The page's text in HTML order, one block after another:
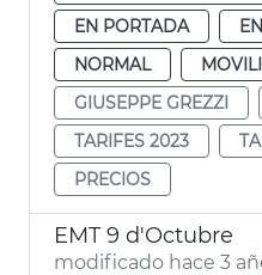
EN PORTADA
NORMAL
GIUSEPPE GREZZI
TARIFES 2023
PRECIOS
EMT 9 d'Octubre
modificado hace 3